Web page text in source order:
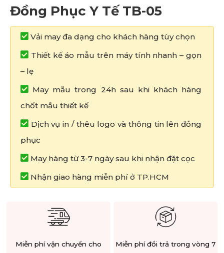
Đồng Phục Y Tế TB-05
Vải may đa dạng cho khách hàng tùy chọn
Thiết kế áo mẫu trên máy tính nhanh – gọn
– lẹ
May mẫu trong 24h sau khi khách hàng
chốt mẫu thiết kế
Dịch vụ in / thêu logo và thông tin lên đồng
phục
May hàng từ 3-7 ngày sau khi nhận đặt cọc
Nhận giao hàng miễn phí ở TP.HCM
Miễn phí vận chuyển cho
Miễn phí đổi trả trong vòng 7